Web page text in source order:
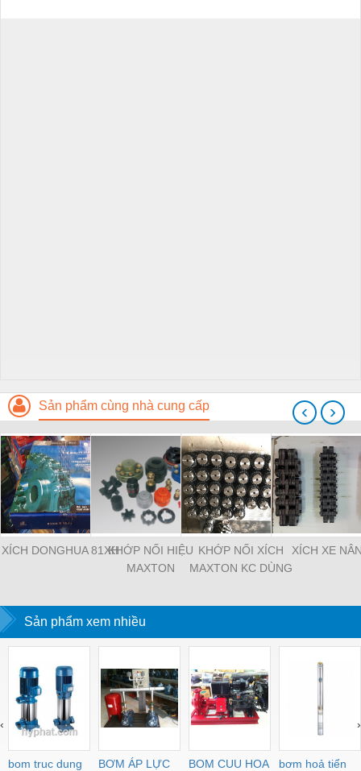
Sản phẩm cùng nhà cung cấp
XÍCH DONGHUA 81XHKHỚP NỐI HIỆU
MAXTON
KHỚP NỐI XÍCH
MAXTON KC DÙNG
CÔNG NGHIỆP
XÍCH XE
‹ ›
Sản phẩm xem nhiều
bom truc dung
BƠM ÁP LỰC
BOM CUU HOA
bơm hoả tiển
‹ ›